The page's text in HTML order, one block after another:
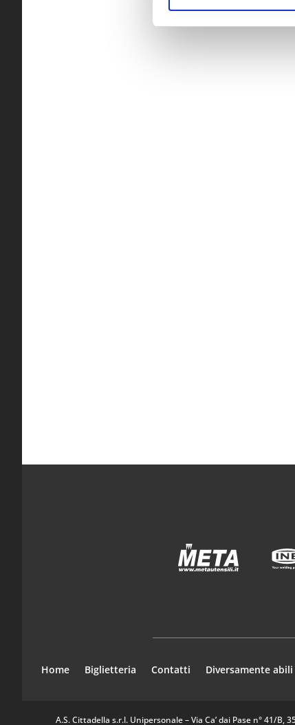
Home Biglietteria Contatti Diversamente abili
A.S. Cittadella s.r.l. Unipersonale – Via Ca’ dai Pase n° 41/B,